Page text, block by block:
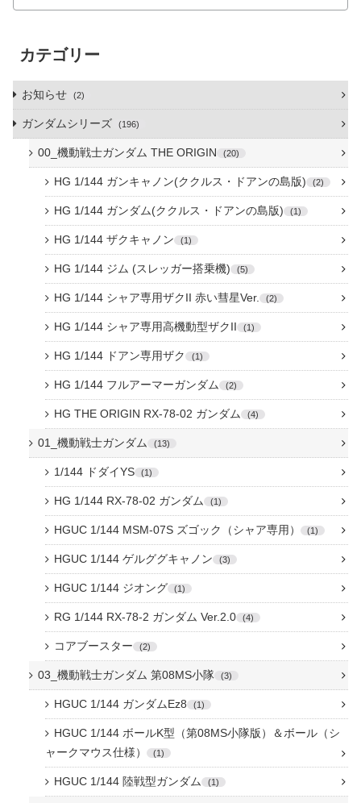
カテゴリー
お知らせ 2
ガンダムシリーズ 196
00_機動戦士ガンダム THE ORIGIN 20
HG 1/144 ガンキャノン(ククルス・ドアンの島版) 2
HG 1/144 ガンダム(ククルス・ドアンの島版) 1
HG 1/144 ザクキャノン 1
HG 1/144 ジム (スレッガー搭乗機) 5
HG 1/144 シャア専用ザクII 赤い彗星Ver. 2
HG 1/144 シャア専用高機動型ザクII 1
HG 1/144 ドアン専用ザク 1
HG 1/144 フルアーマーガンダム 2
HG THE ORIGIN RX-78-02 ガンダム 4
01_機動戦士ガンダム 13
1/144 ドダイYS 1
HG 1/144 RX-78-02 ガンダム 1
HGUC 1/144 MSM-07S ズゴック（シャア専用） 1
HGUC 1/144 ゲルググキャノン 3
HGUC 1/144 ジオング 1
RG 1/144 RX-78-2 ガンダム Ver.2.0 4
コアブースター 2
03_機動戦士ガンダム 第08MS小隊 3
HGUC 1/144 ガンダムEz8 1
HGUC 1/144 ボールK型（第08MS小隊版）＆ボール（シ
ャークマウス仕様）
1
HGUC 1/144 陸戦型ガンダム 1